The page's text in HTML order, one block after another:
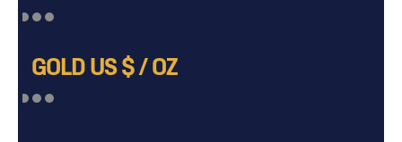
GOLD US $ / OZ